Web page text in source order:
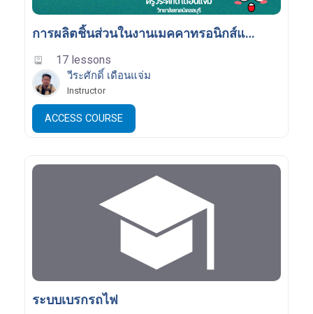
การผลิตชิ้นส่วนในงานเมคคาทรอนิกส์และหุ่นยนต์
17 lessons
วีระศักดิ์ เดือนแจ่ม
Instructor
ACCESS COURSE
ระบบเบรกรถไฟ